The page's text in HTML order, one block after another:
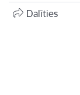
Dalīties